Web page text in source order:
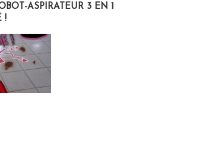
ASPIRATEUR 3 EN 1
!